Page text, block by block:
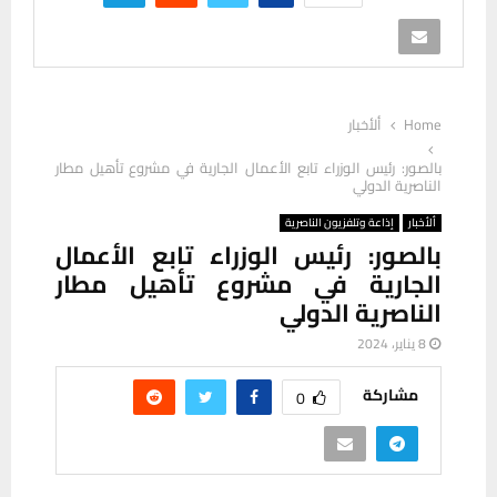
Home
ألأخبار
بالصور: رئيس الوزراء تابع الأعمال الجارية في مشروع تأهيل مطار
الناصرية الدولي
ألأخبار إذاعة وتلفزيون الناصرية
بالصور: رئيس الوزراء تابع الأعمال
الجارية في مشروع تأهيل مطار
الناصرية الدولي
8 يناير، 2024
مشاركة 0